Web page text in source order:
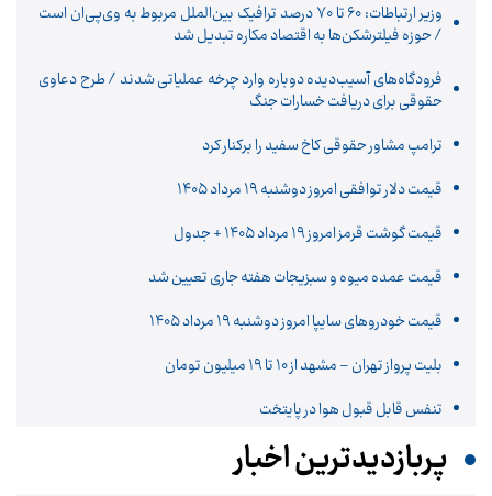
وزیر ارتباطات: ۶۰ تا ۷۰ درصد ترافیک بین‌الملل مربوط به وی‌پی‌ان است
/ حوزه فیلترشکن‌ها به اقتصاد مکاره تبدیل شد
فرودگاه‌های آسیب‌دیده دوباره وارد چرخه عملیاتی شدند / طرح دعاوی
حقوقی برای دریافت خسارات جنگ
ترامپ مشاور حقوقی کاخ سفید را برکنار کرد
قیمت دلار توافقی امروز دوشنبه ۱۹ مرداد ۱۴۰۵
قیمت گوشت قرمز امروز ۱۹ مرداد ۱۴۰۵ + جدول
قیمت عمده میوه و سبزیجات هفته جاری تعیین شد
قیمت خودرو‌های سایپا امروز دوشنبه ۱۹ مرداد ۱۴۰۵
بلیت پرواز تهران – مشهد از ۱۰ تا ۱۹ میلیون تومان
تنفس قابل قبول هوا در پایتخت
پربازدیدترین اخبار